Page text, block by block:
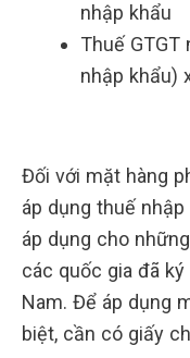
nhập khẩu
Thuế GTGT
nhập khẩu)
Đối với mặt hàng
áp dụng thuế
áp dụng cho
các quốc gia đã
Nam. Để áp dụng
biệt, cần có giấy